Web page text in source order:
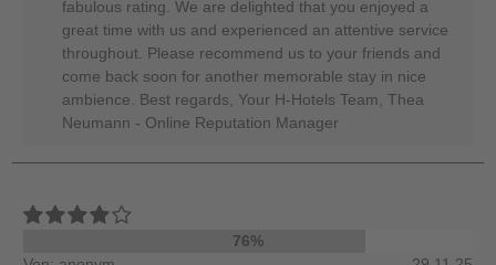
fabulous rating. We are delighted that you enjoyed a
great time with us and experienced an attentive service
throughout. Please recommend us to your friends and
come back soon for another memorable stay in nice
ambience. Best regards, Your H-Hotels Team, Thea
Neumann - Online Reputation Manager
76%